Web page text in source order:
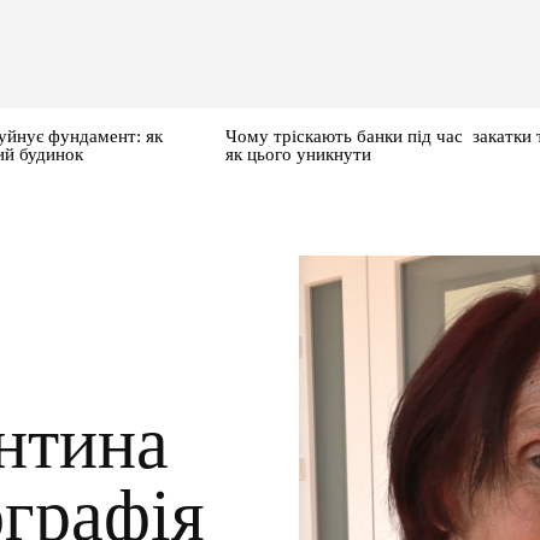
фундамент: як
будинок
Чому тріскають банки під час закатки
як цього уникнути